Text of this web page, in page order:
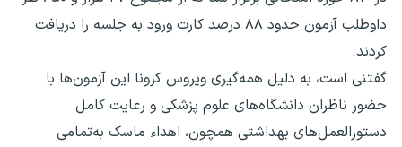
داوطلب آزمون حدود ۸۸ درصد کارت ورود به جلسه را دریافت
کردند.
گفتنی است، به دلیل همه‌گیری ویروس کرونا این آزمون‌ها با
حضور ناظران دانشگاه‌های علوم پزشکی و رعایت کامل
دستورالعمل‌های بهداشتی همچون، اهداء ماسک به‌تمامی